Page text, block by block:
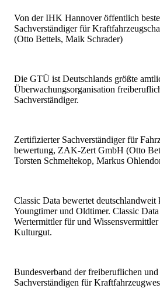
Von der IHK Hannover öffentlich
Sachverständiger für
(Otto Bettels, Maik Schrader)
Die GTÜ ist Deutschlands größte
Überwachungsorganisation
Sachverständiger.
Zertifizierter Sachverständiger für
bewertung, ZAK-Zert GmbH (Otto
Torsten Schmeltekop, Markus
Classic Data bewertet deutschlandweit
Youngtimer und Oldtimer. Classic
Wertermittler für und
Kulturgut.
Bundesverband der freiberuflichen und
Sachverständigen für